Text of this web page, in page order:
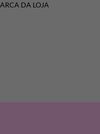
DA LOJA